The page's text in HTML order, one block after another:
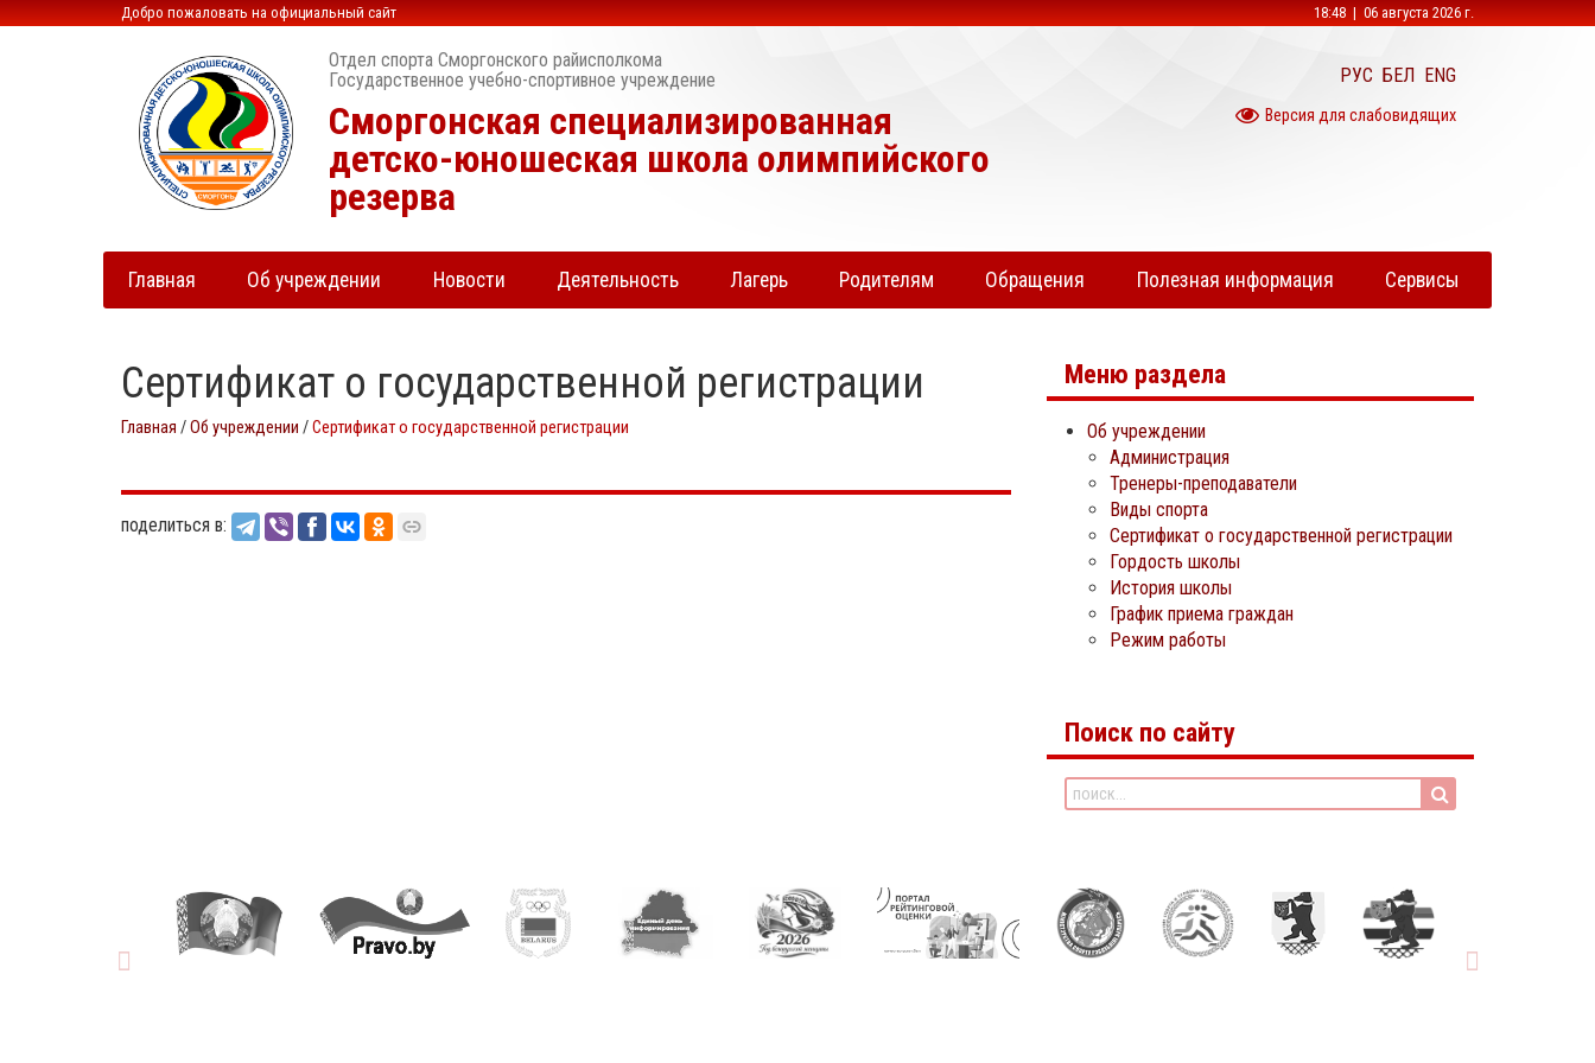
Добро пожаловать на официальный сайт 18:48 | 06 августа 2026 г.
Отдел спорта Сморгонского райисполкома
Государственное учебно-спортивное учреждение
Сморгонская специализированная
детско-юношеская школа олимпийского
резерва
РУС БЕЛ ENG
Версия для слабовидящих
Главная Об учреждении Новости Деятельность Лагерь Родителям Обращения Полезная информация Сервисы
Сертификат о государственной регистрации
Главная /Об учреждении /Сертификат о государственной регистрации
поделиться в:
Меню раздела
Об учреждении
Администрация
Тренеры-преподаватели
Виды спорта
Сертификат о государственной регистрации
Гордость школы
История школы
График приема граждан
Режим работы
Поиск по сайту